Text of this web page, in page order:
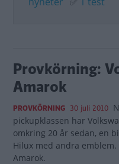
Provkörning:
Amarok
PROVKÖRNING 30 juli 2010
pickupklassen har
omkring 20 år sedan, en
Hilux med andra emblem.
Amarok.